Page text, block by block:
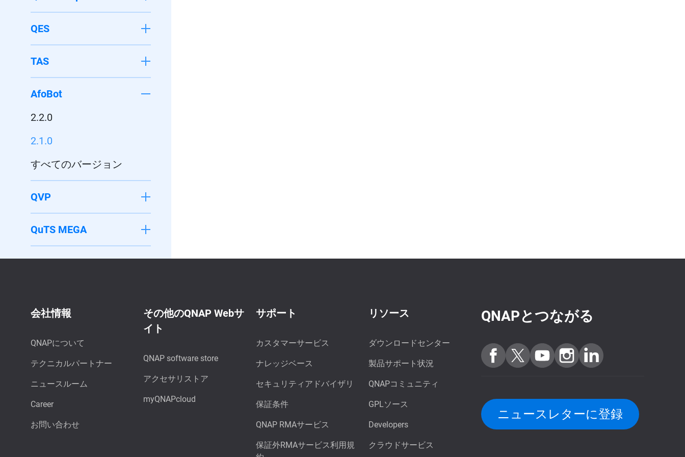
QES
TAS
AfoBot
2.2.0
2.1.0
すべてのバージョン
QVP
QuTS MEGA
会社情報
QNAPについて
テクニカルパートナー
ニュースルーム
Career
お問い合わせ
その他のQNAP Webサ
イト
QNAP software store
アクセサリストア
myQNAPcloud
サポート
カスタマーサービス
ナレッジベース
セキュリティアドバイザリ
保証条件
QNAP RMAサービス
保証外RMAサービス利用規
リソース
ダウンロードセンター
製品サポート状況
QNAPコミュニティ
GPLソース
Developers
クラウドサービス
QNAPとつながる
ニュースレターに登録